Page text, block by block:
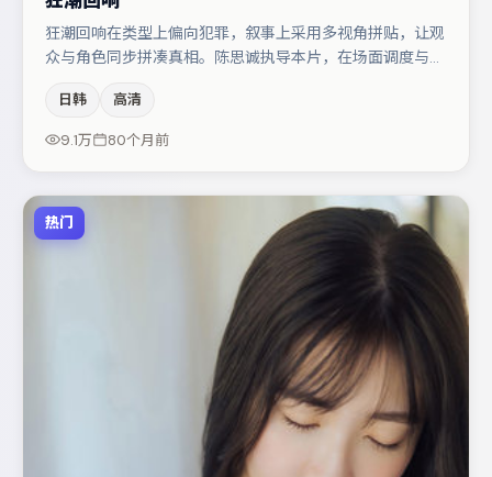
狂潮回响在类型上偏向犯罪，叙事上采用多视角拼贴，让观
众与角色同步拼凑真相。陈思诚执导本片，在场面调度与表
朝伟的对手戏构成全片情感锚点，刘亦菲则以细节塑造推动
谜题层层揭开。整体完成度较高，适合周末一口气追完。
日韩 高清
9.1万 80个月前
热门